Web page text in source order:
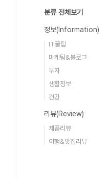
분류 전체보기
정보(Information)
IT꿀팁
마케팅&블로그
투자
생활정보
건강
리뷰(Review)
제품리뷰
여행&맛집리뷰